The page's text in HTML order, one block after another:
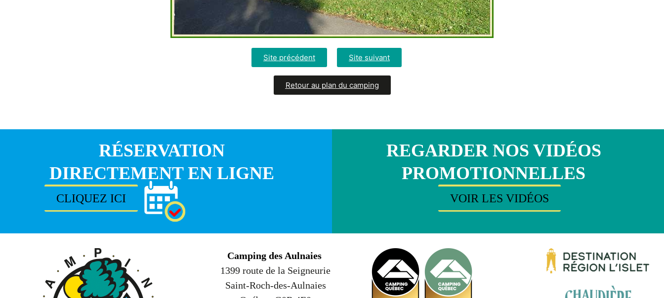
Site précédent Site suivant
Retour au plan du camping
RÉSERVATION
DIRECTEMENT EN LIGNE
CLIQUEZ ICI
REGARDER NOS VIDÉOS
PROMOTIONNELLES
VOIR LES VIDÉOS
Camping des Aulnaies
1399 route de la Seigneurie
Saint-Roch-des-Aulnaies